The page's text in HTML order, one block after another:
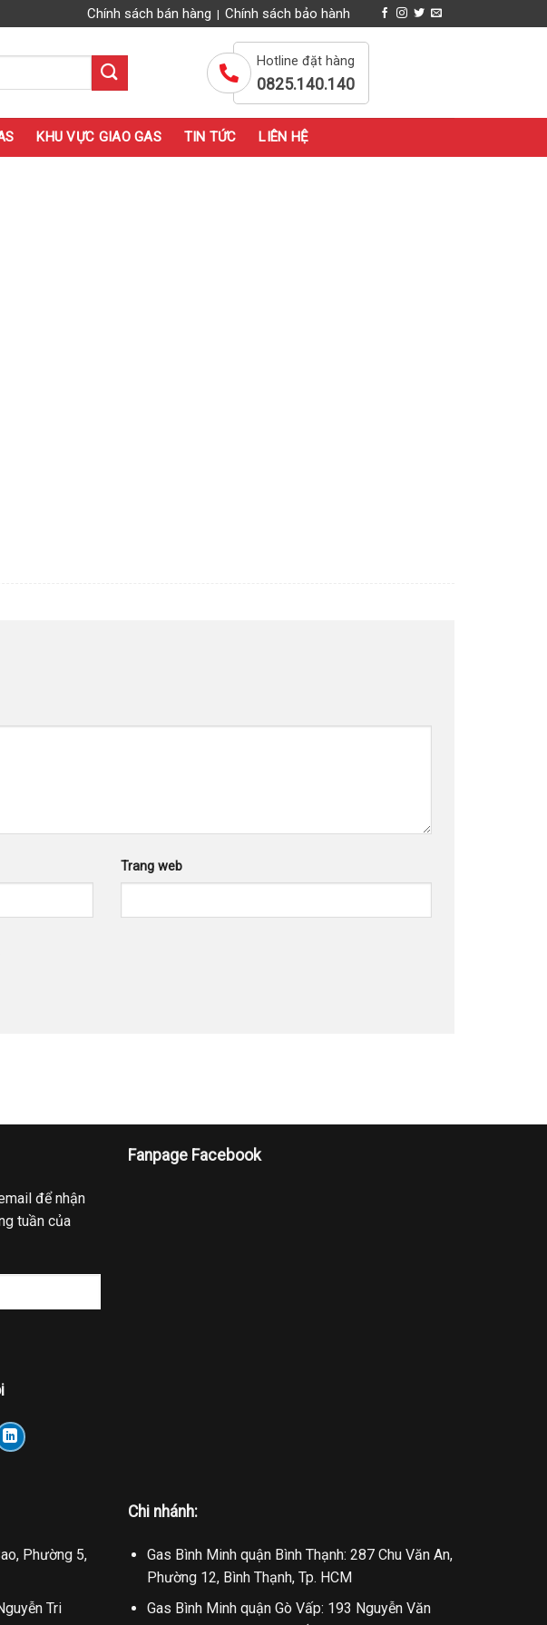
Chính sách bán hàng Chính sách bảo hành
Hotline đặt hàng
0825.140.140
KHU VỰC GIAO GAS TIN TỨC LIÊN HỆ
Trang web
để nhận
tuần của
Fanpage Facebook
Phường 5,
Tri
Chi nhánh:
Gas Bình Minh quận Bình Thạnh: 287 Chu Văn An,
Phường 12, Bình Thạnh, Tp. HCM
Gas Bình Minh quận Gò Vấp: 193 Nguyễn Văn